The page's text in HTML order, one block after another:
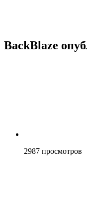
BackBlaze
2987 просмотров